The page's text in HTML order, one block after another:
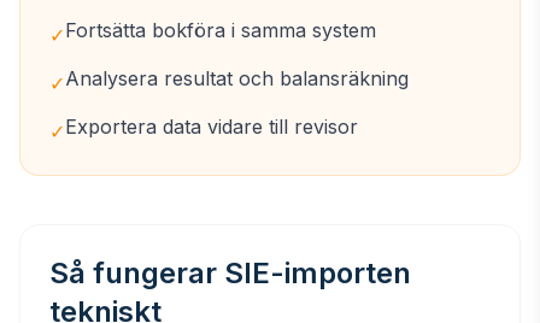
✓Fortsätta bokföra i samma system
✓Analysera resultat och balansräkning
✓Exportera data vidare till revisor
Så fungerar SIE-importen
tekniskt